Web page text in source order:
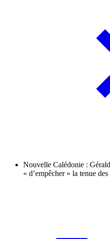
Nouvelle Calédonie :
« d’empêcher » la tenue